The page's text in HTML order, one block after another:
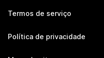
Termos de serviço
Política de privacidade